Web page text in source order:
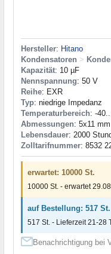
Hersteller: Hitano
Kondensatoren >
Kapazität: 10 µF
Nennspannung: 50 V
Reihe: EXR
Typ: niedrige Impedanz
Temperaturbereich: -
Abmessungen: 5x11 mm
Lebensdauer: 2000
Zolltarifnummer: 8532
erwartet: 10000 St.
10000 St. - erwartet
auf Bestellung: 517 St.
517 St. - Lieferzeit 21-28
Benachrichtigung bei